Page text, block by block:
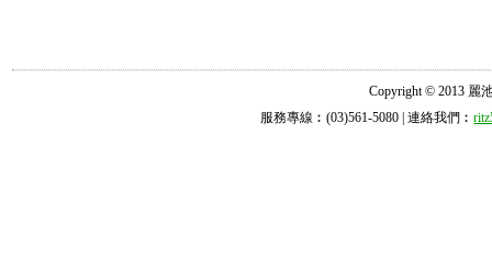
Copyright © 2013 麗
服務專線︰(03)561-5080 | 連絡我們︰